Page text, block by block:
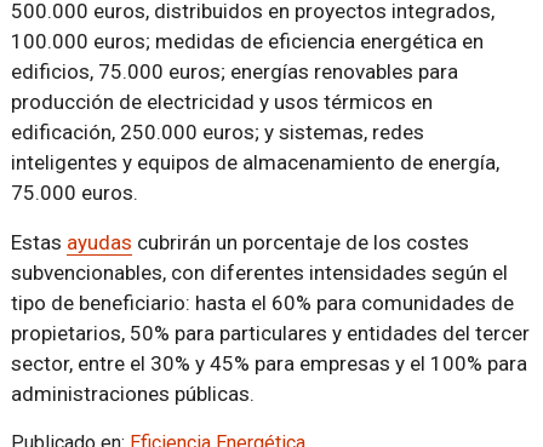
500.000 euros, distribuidos en proyectos integrados,
100.000 euros; medidas de eficiencia energética en
edificios, 75.000 euros; energías renovables para
producción de electricidad y usos térmicos en
edificación, 250.000 euros; y sistemas, redes
inteligentes y equipos de almacenamiento de energía,
75.000 euros.
Estas ayudas cubrirán un porcentaje de los costes
subvencionables, con diferentes intensidades según el
tipo de beneficiario: hasta el 60% para comunidades de
propietarios, 50% para particulares y entidades del tercer
sector, entre el 30% y 45% para empresas y el 100% para
administraciones públicas.